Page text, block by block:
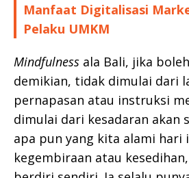
Manfaat Digitalisasi
Pelaku UMKM
Mindfulness ala Bali, jika
demikian, tidak dimulai dari
pernapasan atau instruksi
dimulai dari kesadaran akan
apa pun yang kita alami hari
kegembiraan atau